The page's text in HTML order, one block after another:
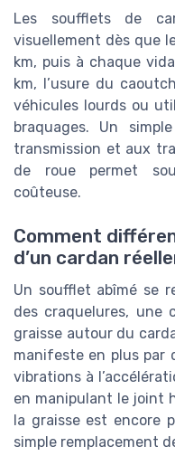
Les soufflets de
visuellement dès que
km, puis à chaque
km, l’usure du
véhicules lourds ou
braquages. Un
transmission et aux
de roue permet
coûteuse.
Comment
d’un cardan
Un soufflet abîmé se
des craquelures,
graisse autour du
manifeste en plus par
vibrations à
en manipulant le joint
la graisse est encore
simple remplacement